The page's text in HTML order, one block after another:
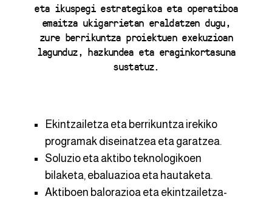
eta ikuspegi estrategikoa eta operatiboa
emaitza ukigarrietan eraldatzen dugu,
zure berrikuntza proiektuen exekuzioan
lagunduz, hazkundea eta eraginkortasuna
sustatuz.
Ekintzailetza eta berrikuntza irekiko
programak diseinatzea eta garatzea.
Soluzio eta aktibo teknologikoen
bilaketa, ebaluazioa eta hautaketa.
Aktiboen balorazioa eta ekintzailetza-